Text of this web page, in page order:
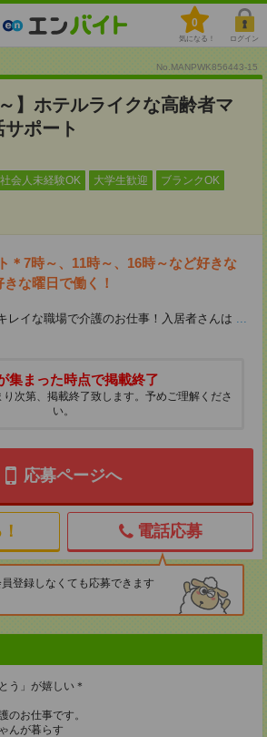
0
気になる！ ログイン
No.MANPWK856443-15
】ホテルライクな高齢者マ
ポート
社会人未経験OK 大学生歓迎 ブランクOK
＊7時～、11時～、16時～など好きな
な曜日で働く！
レイな職場で介護のお仕事！入居者さんは ...
集まった時点で掲載終了
次第、掲載終了致します。予めご理解くださ
い。
応募ページへ
電話応募
登録しなくても応募できます
う」が嬉しい＊
のお仕事です。
んが暮らす